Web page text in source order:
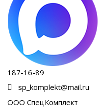
187-16-89
sp_komplekt@mail.ru
ООО СпецКомплект